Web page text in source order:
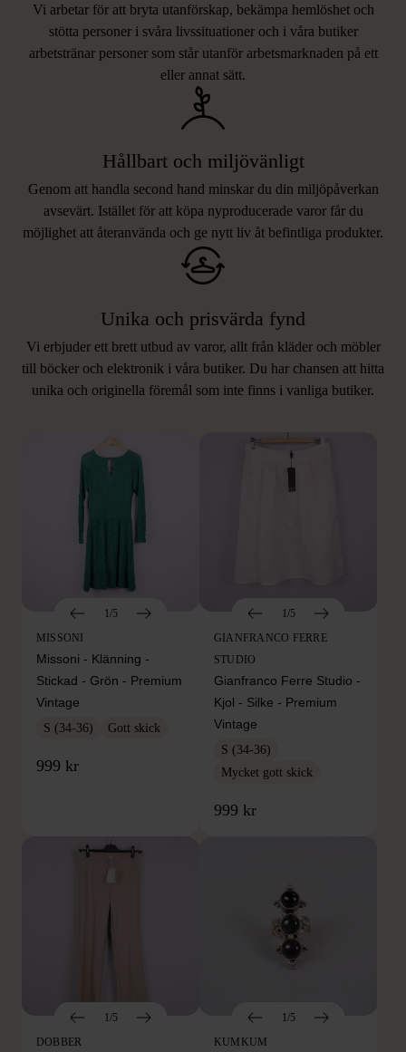
Vi arbetar för att bryta utanförskap, bekämpa hemlöshet och
stötta personer i svåra livssituationer och i våra butiker
arbetstränar personer som står utanför arbetsmarknaden på ett
eller annat sätt.
Hållbart och miljövänligt
Genom att handla second hand minskar du din miljöpåverkan
avsevärt. Istället för att köpa nyproducerade varor får du
möjlighet att återanvända och ge nytt liv åt befintliga produkter.
Unika och prisvärda fynd
Vi erbjuder ett brett utbud av varor, allt från kläder och möbler
till böcker och elektronik i våra butiker. Du har chansen att hitta
unika och originella föremål som inte finns i vanliga butiker.
LIKNANDE PRODUKTER
Hitta produkter som påminner om denna
1/5
MISSONI
Missoni - Klänning -
Stickad - Grön - Premium
Vintage
S (34-36) Gott skick
999 kr
1/5
GIANFRANCO FERRE
STUDIO
Gianfranco Ferre Studio -
Kjol - Silke - Premium
Vintage
S (34-36)
Mycket gott skick
999 kr
1/5
DOBBER
1/5
KUMKUM